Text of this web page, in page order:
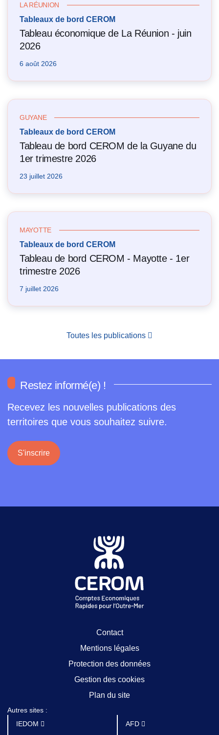
LA RÉUNION
Tableaux de bord CEROM
Tableau économique de La Réunion - juin
2026
6 août 2026
GUYANE
Tableaux de bord CEROM
Tableau de bord CEROM de la Guyane du
1er trimestre 2026
23 juillet 2026
MAYOTTE
Tableaux de bord CEROM
Tableau de bord CEROM - Mayotte - 1er
trimestre 2026
7 juillet 2026
Toutes les publications
Restez informé(e) !
Recevez les nouvelles publications des
territoires que vous souhaitez suivre.
S'inscrire
Contact
Mentions légales
Protection des données
Gestion des cookies
Plan du site
Autres sites :
IEDOM
AFD